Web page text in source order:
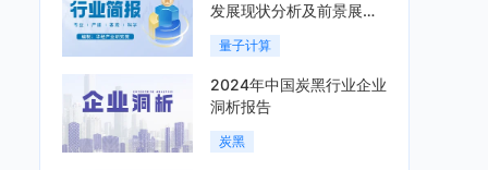
发展现状分析及前景展望
报告
量子计算
2024年中国炭黑行业企业
洞析报告
炭黑